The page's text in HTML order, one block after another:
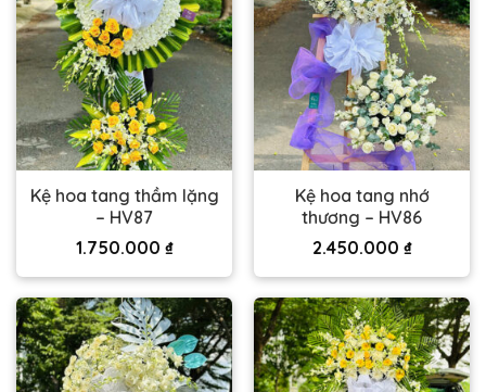
Kệ hoa tang thầm lặng
– HV87
1.750.000 ₫
Kệ hoa tang nhớ
thương – HV86
2.450.000 ₫